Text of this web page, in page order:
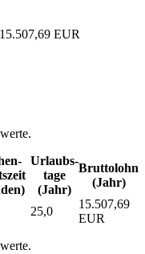
EUR
Urlaubs­
tage
(Jahr)
Bruttolohn
(Jahr)
25,0
15.507,69
EUR